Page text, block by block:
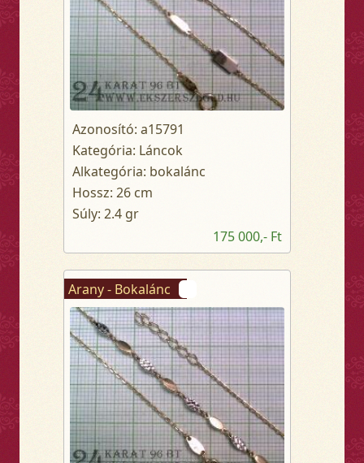
Azonosító: a15791
Kategória: Láncok
Alkategória: bokalánc
Hossz: 26 cm
Súly: 2.4 gr
175 000,- Ft
Arany - Bokalánc